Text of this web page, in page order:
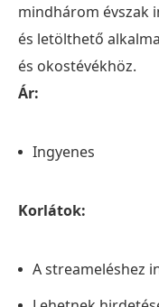
mindhárom évszak
és letölthető
és okostévékhöz.
Ár:
Ingyenes
Korlátok:
A streameléshez